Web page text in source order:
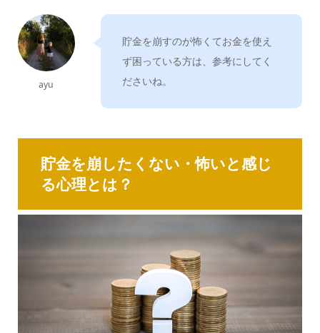
ayu
貯金を崩すのが怖くてお金を使え
ず困っている方は、参考にしてく
ださいね。
貯金を崩したくない・怖いと感じ
る心理とは？